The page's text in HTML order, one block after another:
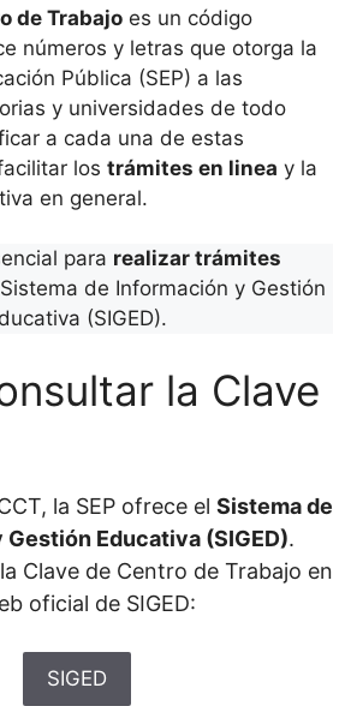
de Trabajo es un código
números y letras que otorga la
Pública (SEP) a las
y universidades de todo
a cada una de estas
los trámites en linea y la
en general.
para realizar trámites
de Información y Gestión
(SIGED).
la Clave
la SEP ofrece el Sistema de
Educativa (SIGED).
Clave de Centro de Trabajo en
oficial de SIGED:
SIGED